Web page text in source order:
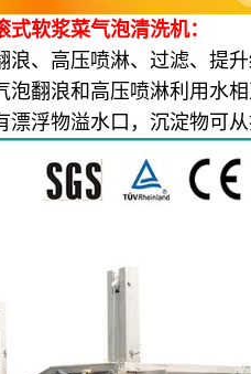
软浆菜气泡清洗机：
高压喷淋、过滤、提升
浪和高压喷淋利用水相
浮物溢水口，沉淀物可